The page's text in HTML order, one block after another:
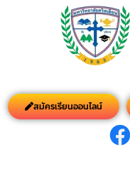
สมัครเรียนออนไลน์